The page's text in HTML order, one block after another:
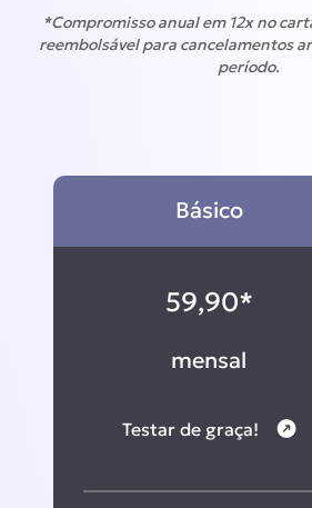
*Compromisso anual em 12x no
reembolsável para cancelamentos
período.
Básico
59,90*
mensal
Testar de graça!